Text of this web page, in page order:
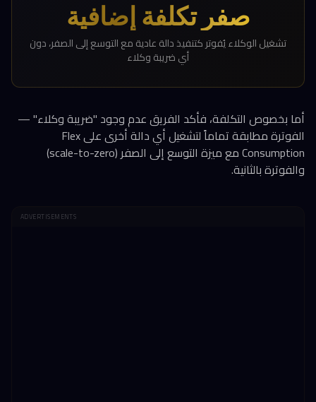
صفر تكلفة إضافية
تشغيل الوكلاء يُفوتر كتنفيذ دالة عادية مع التوسع إلى الصفر، دون
أي ضريبة وكلاء
أما بخصوص التكلفة، فأكد الفريق عدم وجود "ضريبة وكلاء" —
الفوترة مطابقة تماماً لتشغيل أي دالة أخرى على Flex
Consumption مع ميزة التوسع إلى الصفر (scale-to-zero)
والفوترة بالثانية.
ADVERTISEMENTS